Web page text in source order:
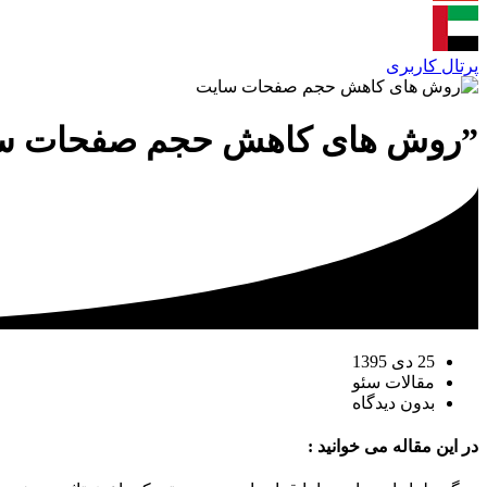
پرتال کاربری
”روش های کاهش حجم صفحات
25 دی 1395
مقالات سئو
بدون دیدگاه
در این مقاله می خوانید :